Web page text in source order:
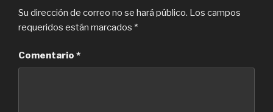
Su dirección de correo no se hará público. Los campos
requeridos están marcados *
Comentario *